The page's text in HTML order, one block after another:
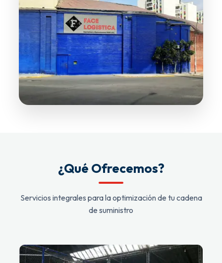
¿Qué Ofrecemos?
Servicios integrales para la optimización de tu cadena
de suministro